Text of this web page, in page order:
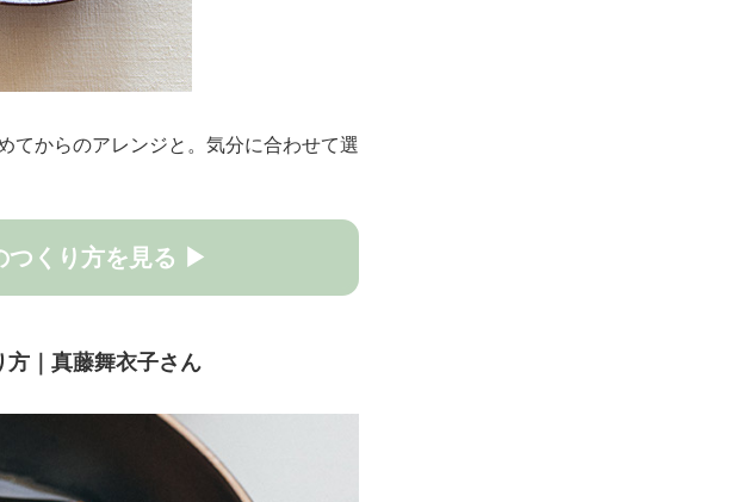
てからのアレンジと。気分に合わせて選
つくり方を見る ▶
方｜真藤舞衣子さん